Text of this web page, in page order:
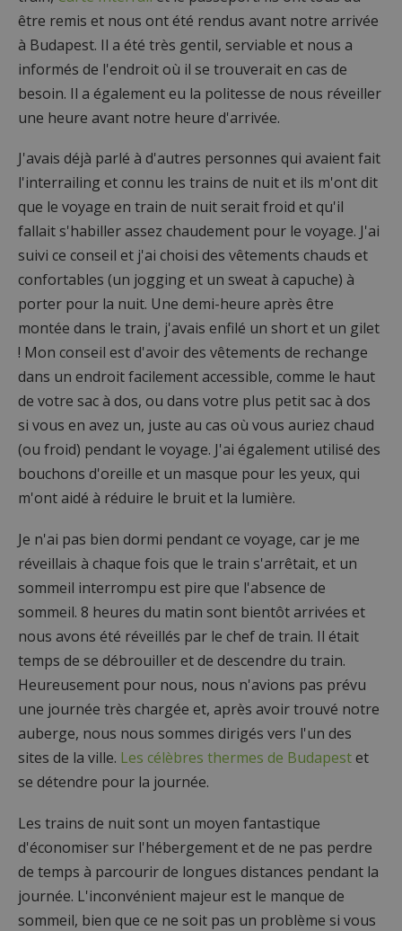
être remis et nous ont été rendus avant notre arrivée
à Budapest. Il a été très gentil, serviable et nous a
informés de l'endroit où il se trouverait en cas de
besoin. Il a également eu la politesse de nous réveiller
une heure avant notre heure d'arrivée.
J'avais déjà parlé à d'autres personnes qui avaient fait
l'interrailing et connu les trains de nuit et ils m'ont dit
que le voyage en train de nuit serait froid et qu'il
fallait s'habiller assez chaudement pour le voyage. J'ai
suivi ce conseil et j'ai choisi des vêtements chauds et
confortables (un jogging et un sweat à capuche) à
porter pour la nuit. Une demi-heure après être
montée dans le train, j'avais enfilé un short et un gilet
! Mon conseil est d'avoir des vêtements de rechange
dans un endroit facilement accessible, comme le haut
de votre sac à dos, ou dans votre plus petit sac à dos
si vous en avez un, juste au cas où vous auriez chaud
(ou froid) pendant le voyage. J'ai également utilisé des
bouchons d'oreille et un masque pour les yeux, qui
m'ont aidé à réduire le bruit et la lumière.
Je n'ai pas bien dormi pendant ce voyage, car je me
réveillais à chaque fois que le train s'arrêtait, et un
sommeil interrompu est pire que l'absence de
sommeil. 8 heures du matin sont bientôt arrivées et
nous avons été réveillés par le chef de train. Il était
temps de se débrouiller et de descendre du train.
Heureusement pour nous, nous n'avions pas prévu
une journée très chargée et, après avoir trouvé notre
auberge, nous nous sommes dirigés vers l'un des
sites de la ville. Les célèbres thermes de Budapestet
se détendre pour la journée.
Les trains de nuit sont un moyen fantastique
d'économiser sur l'hébergement et de ne pas perdre
de temps à parcourir de longues distances pendant la
journée. L'inconvénient majeur est le manque de
sommeil, bien que ce ne soit pas un problème si vous